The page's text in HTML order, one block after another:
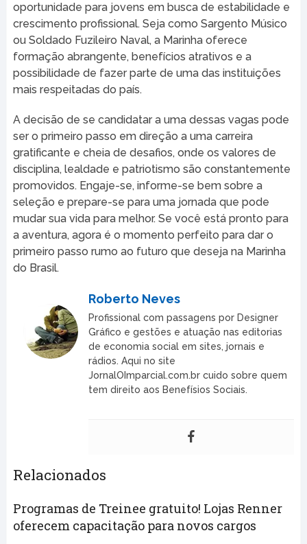
oportunidade para jovens em busca de estabilidade e
crescimento profissional. Seja como Sargento Músico
ou Soldado Fuzileiro Naval, a Marinha oferece
formação abrangente, benefícios atrativos e a
possibilidade de fazer parte de uma das instituições
mais respeitadas do país.
A decisão de se candidatar a uma dessas vagas pode
ser o primeiro passo em direção a uma carreira
gratificante e cheia de desafios, onde os valores de
disciplina, lealdade e patriotismo são constantemente
promovidos. Engaje-se, informe-se bem sobre a
seleção e prepare-se para uma jornada que pode
mudar sua vida para melhor. Se você está pronto para
a aventura, agora é o momento perfeito para dar o
primeiro passo rumo ao futuro que deseja na Marinha
do Brasil.
Roberto Neves
Profissional com passagens por Designer
Gráfico e gestões e atuação nas editorias
de economia social em sites, jornais e
rádios. Aqui no site
JornalOImparcial.com.br cuido sobre quem
tem direito aos Benefísios Sociais.
Relacionados
Programas de Treinee gratuito! Lojas Renner
oferecem capacitação para novos cargos